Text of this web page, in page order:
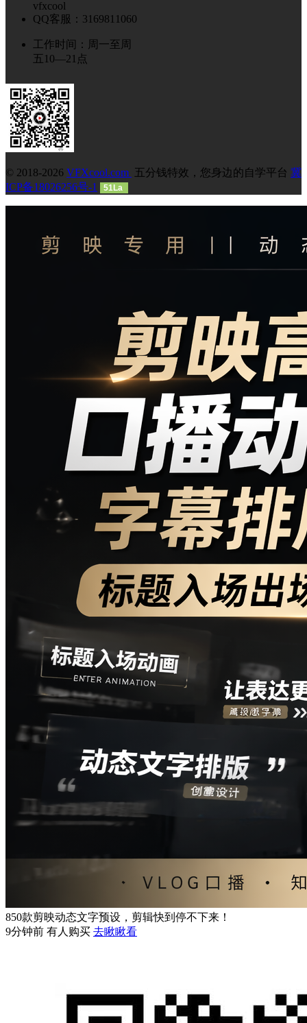
vfxcool
QQ客服：3169811060
工作时间：周一至周
五10—21点
© 2018-2026 VFXcool.com 五分钱特效，您身边的自学平台 冀
ICP备18026256号-1
51La
850款剪映动态文字预设，剪辑快到停不下来！
9分钟前 有人购买 去瞅瞅看